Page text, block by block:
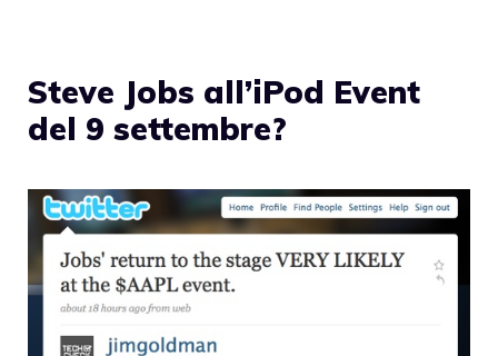
Steve Jobs all’iPod Event
del 9 settembre?